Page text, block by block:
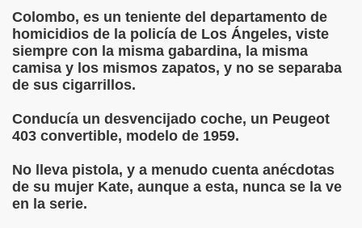
Colombo, es un teniente del departamento de
homicidios de la policía de Los Ángeles, viste
siempre con la misma gabardina, la misma
camisa y los mismos zapatos, y no se separaba
de sus cigarrillos.
Conducía un desvencijado coche, un Peugeot
403 convertible, modelo de 1959.
No lleva pistola, y a menudo cuenta anécdotas
de su mujer Kate, aunque a esta, nunca se la ve
en la serie.